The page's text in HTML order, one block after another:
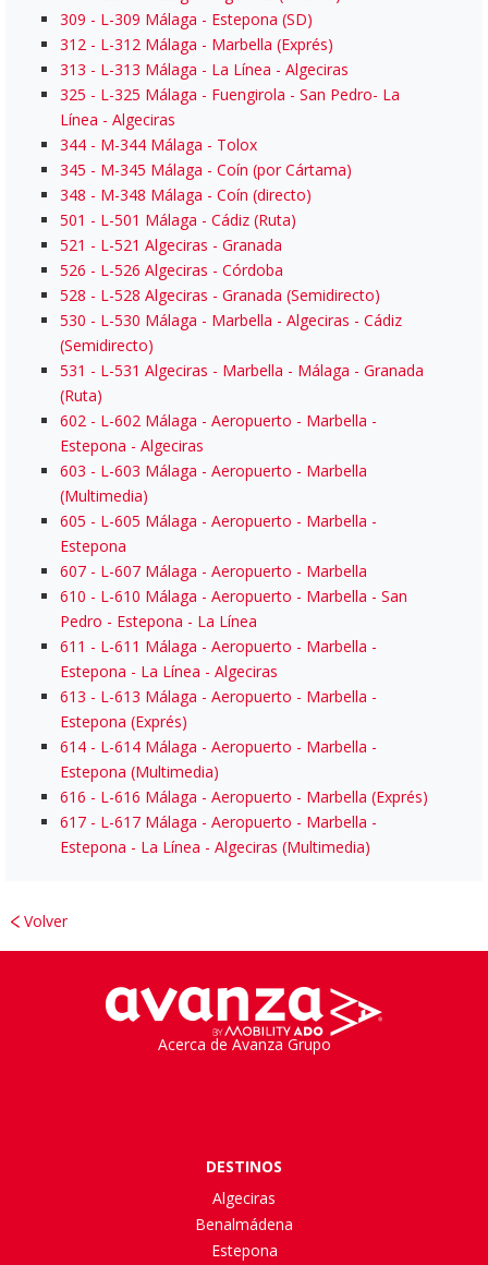
309 - L-309 Málaga - Estepona (SD)
312 - L-312 Málaga - Marbella (Exprés)
313 - L-313 Málaga - La Línea - Algeciras
325 - L-325 Málaga - Fuengirola - San Pedro- La
Línea - Algeciras
344 - M-344 Málaga - Tolox
345 - M-345 Málaga - Coín (por Cártama)
348 - M-348 Málaga - Coín (directo)
501 - L-501 Málaga - Cádiz (Ruta)
521 - L-521 Algeciras - Granada
526 - L-526 Algeciras - Córdoba
528 - L-528 Algeciras - Granada (Semidirecto)
530 - L-530 Málaga - Marbella - Algeciras - Cádiz
(Semidirecto)
531 - L-531 Algeciras - Marbella - Málaga - Granada
(Ruta)
602 - L-602 Málaga - Aeropuerto - Marbella -
Estepona - Algeciras
603 - L-603 Málaga - Aeropuerto - Marbella
(Multimedia)
605 - L-605 Málaga - Aeropuerto - Marbella -
Estepona
607 - L-607 Málaga - Aeropuerto - Marbella
610 - L-610 Málaga - Aeropuerto - Marbella - San
Pedro - Estepona - La Línea
611 - L-611 Málaga - Aeropuerto - Marbella -
Estepona - La Línea - Algeciras
613 - L-613 Málaga - Aeropuerto - Marbella -
Estepona (Exprés)
614 - L-614 Málaga - Aeropuerto - Marbella -
Estepona (Multimedia)
616 - L-616 Málaga - Aeropuerto - Marbella (Exprés)
617 - L-617 Málaga - Aeropuerto - Marbella -
Estepona - La Línea - Algeciras (Multimedia)
Volver
Acerca de Avanza Grupo
DESTINOS
Algeciras
Benalmádena
Estepona